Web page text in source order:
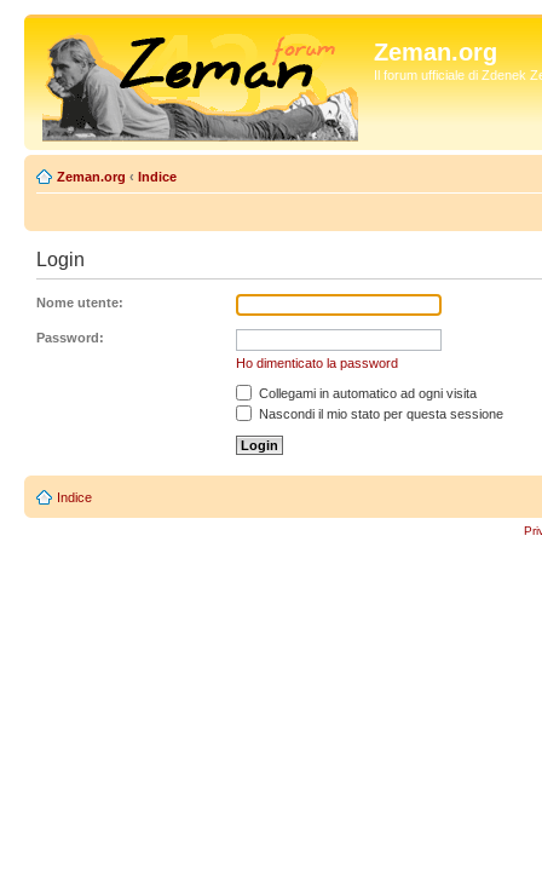
Zeman.org
Il forum ufficiale di Zdenek
Zeman.org ‹ Indice
Login
Nome utente:
Password:
Ho dimenticato la password
Collegami in automatico ad ogni visita
Nascondi il mio stato per questa sessione
Indice